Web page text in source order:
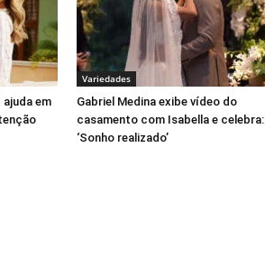
ajuda em
Variedades
Gabriel Medina exibe vídeo do
casamento com Isabella e celebra:
‘Sonho realizado’